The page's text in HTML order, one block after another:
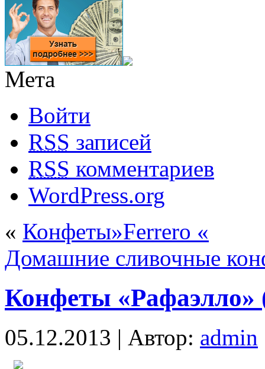
Мета
Войти
RSS записей
RSS комментариев
WordPress.org
« Конфеты»Ferrero «
Домашние сливочные
Конфеты «Рафаэлло»
05.12.2013 | Автор: admin